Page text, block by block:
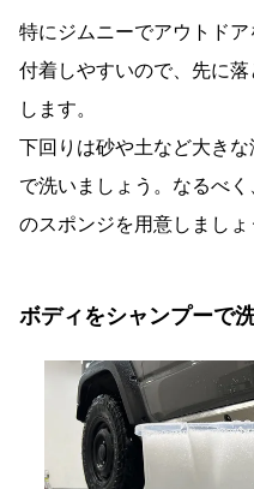
特にジムニーでアウトド
付着しやすいので、先に
します。
下回りは砂や土など大き
で洗いましょう。なるべ
のスポンジを用意しましょ
ボディをシャンプーで